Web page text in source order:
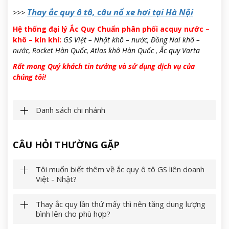
>>> Thay ắc quy ô tô, câu nổ xe hơi tại Hà Nội
Hệ thống đại lý Ắc Quy Chuẩn phân phối acquy nước –
khô – kín khí: GS Việt – Nhật khô – nước, Đồng Nai khô –
nước, Rocket Hàn Quốc, Atlas khô Hàn Quốc , Ắc quy Varta
Rất mong Quý khách tin tưởng và sử dụng dịch vụ của
chúng tôi!
Danh sách chi nhánh
CÂU HỎI THƯỜNG GẶP
Tôi muốn biết thêm về ắc quy ô tô GS liên doanh
Việt - Nhật?
Thay ắc quy lần thứ mấy thì nên tăng dung lượng
bình lên cho phù hợp?